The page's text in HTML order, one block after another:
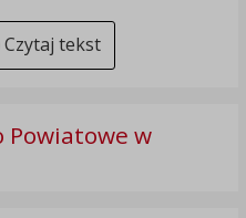
Czytaj tekst
Powiatowe w